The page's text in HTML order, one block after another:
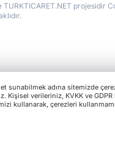
TURKTICARET.NET projesidir
sunabilmek adına sitemizde
Kişisel verileriniz, KVKK ve GDPR
kullanarak, çerezleri